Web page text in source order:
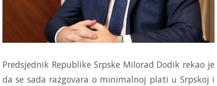
Predsjednik Republike Srpske Milorad Dodik rekao je
da se sada razgovara o minimalnoj plati u Srpskoj i